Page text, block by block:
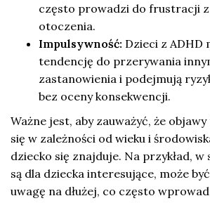
często prowadzi do frustracji
otoczenia.
Impulsywność: Dzieci z ADHD
tendencję do przerywania
zastanowienia i podejmują
bez oceny konsekwencji.
Ważne jest, aby zauważyć, że
się w zależności od wieku i
dziecko się znajduje. Na przykład,
są dla dziecka interesujące, może
uwagę na dłużej, co często